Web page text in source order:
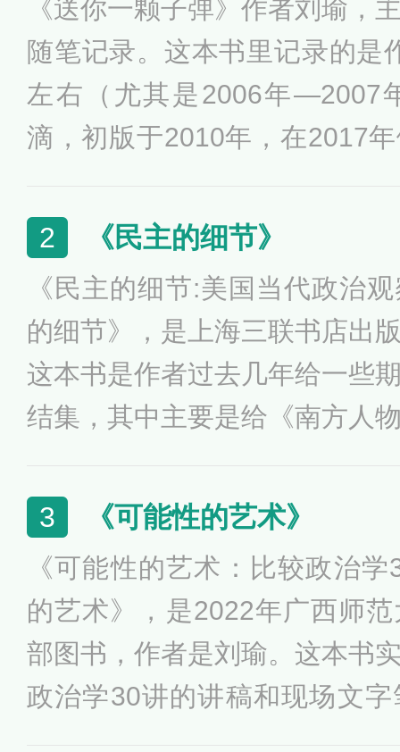
《送你一颗子弹》作者刘瑜，
随笔记录。这本书里记录的
左右（尤其是2006年—2007
滴，初版于2010年，在2017
知也有了不同的维度。本书充
细微的感受，随着情绪的起伏
活的热忱，包含着相信生活值
2 《民主的细节》
《民主的细节:美国当代政治
的细节》，是上海三联书店出
这本书是作者过去几年给一些
结集，其中主要是给《南方人
的东西拆解成点点滴滴的事件
3 《可能性的艺术》
《可能性的艺术：比较政治
的艺术》，是2022年广西师
部图书，作者是刘瑜。这本书
政治学30讲的讲稿和现场文